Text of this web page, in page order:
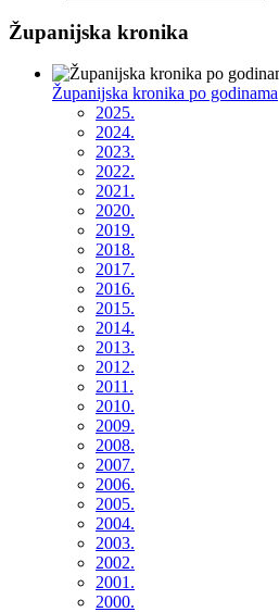
Županijska kronika
Županijska kronika po godinama
2025.
2024.
2023.
2022.
2021.
2020.
2019.
2018.
2017.
2016.
2015.
2014.
2013.
2012.
2011.
2010.
2009.
2008.
2007.
2006.
2005.
2004.
2003.
2002.
2001.
2000.